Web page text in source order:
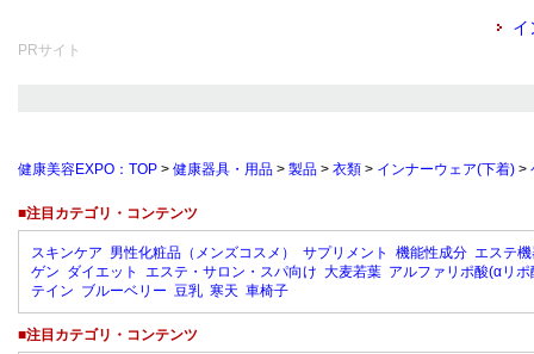
イ
PRサイト
健康美容EXPO：TOP > 健康器具・用品 > 製品 > 衣類 > インナーウェア(下着) >
■注目カテゴリ・コンテンツ
スキンケア 男性化粧品（メンズコスメ） サプリメント 機能性成分 エステ
ゲン ダイエット エステ・サロン・スパ向け 大麦若葉 アルファリポ酸(αリポ
テイン ブルーベリー 豆乳 寒天 車椅子
■注目カテゴリ・コンテンツ